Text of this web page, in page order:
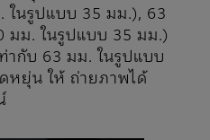
ในรูปแบบ 35 มม.), 63
มม. ในรูปแบบ 35 มม.)
ากับ 63 มม. ในรูปแบบ
หยุ่น ให้ ถ่ายภาพได้